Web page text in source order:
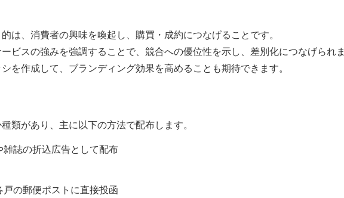
は、消費者の興味を喚起し、購買・成約につなげることです。
ビスの強みを強調することで、競合への優位性を示し、差別化につなげられま
を作成して、ブランディング効果を高めることも期待できます。
類があり、主に以下の方法で配布します。
誌の折込広告として配布
の郵便ポストに直接投函